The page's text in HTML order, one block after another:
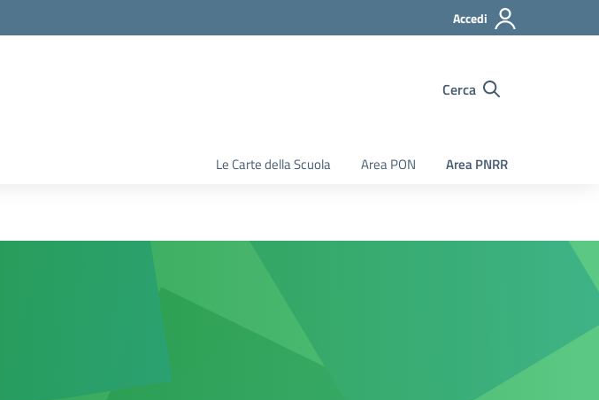
Accedi
Cerca
Le Carte della Scuola Area PON Area PNRR